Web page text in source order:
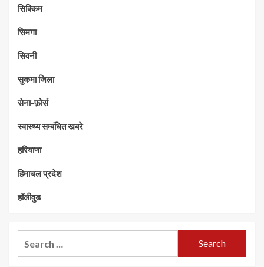
सिक्किम
सिमगा
सिवनी
सुकमा जिला
सेना-फ़ोर्स
स्वास्थ्य सम्बंधित खबरे
हरियाणा
हिमाचल प्रदेश
हॉलीवुड